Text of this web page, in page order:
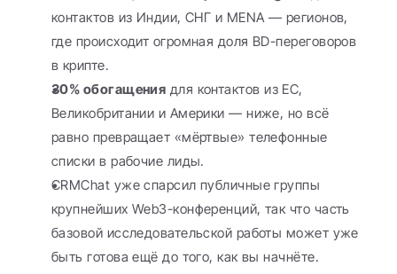
контактов из Индии, СНГ и MENA — регионов,
где происходит огромная доля BD-переговоров
в крипте.
30% обогащения для контактов из ЕС,
Великобритании и Америки — ниже, но всё
равно превращает «мёртвые» телефонные
списки в рабочие лиды.
CRMChat уже спарсил публичные группы
крупнейших Web3-конференций, так что часть
базовой исследовательской работы может уже
быть готова ещё до того, как вы начнёте.